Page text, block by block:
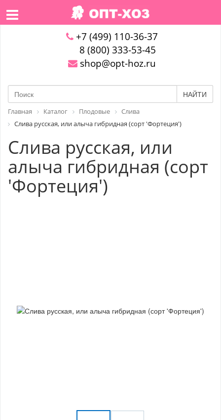
+7 (499) 110-36-37
8 (800) 333-53-45
shop@opt-hoz.ru
НАЙТИ
Главная Каталог Плодовые
Слива
Слива русская, или алыча гибридная (сорт 'Фортеция')
Слива русская, или
алыча гибридная (сорт
'Фортеция')